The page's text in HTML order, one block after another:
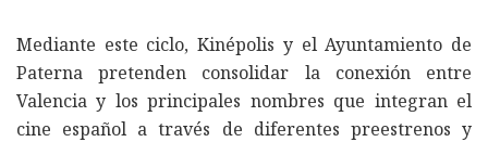
Mediante este ciclo, Kinépolis y el Ayuntamiento de
Paterna pretenden consolidar la conexión entre
Valencia y los principales nombres que integran el
cine español a través de diferentes preestrenos y